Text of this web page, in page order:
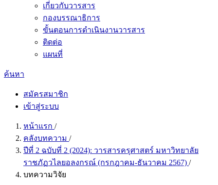
เกี่ยวกับวารสาร
กองบรรณาธิการ
ขั้นตอนการดำเนินงานวารสาร
ติดต่อ
แผนที่
ค้นหา
สมัครสมาชิก
เข้าสู่ระบบ
หน้าแรก /
คลังบทความ /
ปีที่ 2 ฉบับที่ 2 (2024): วารสารครุศาสตร์ มหาวิทยาลัย
ราชภัฏวไลยอลงกรณ์ (กรกฎาคม-ธันวาคม 2567) /
บทความวิจัย